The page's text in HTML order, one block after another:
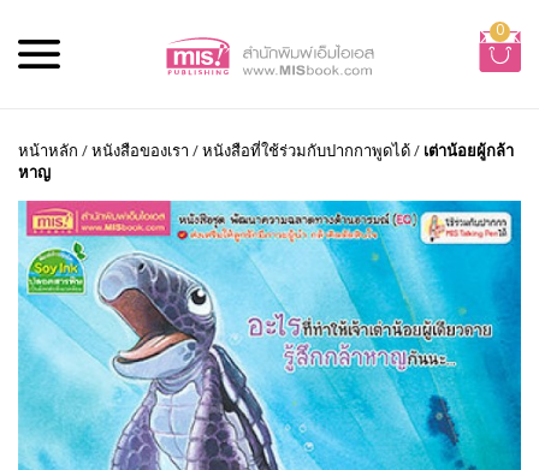
0
หน้าหลัก /หนังสือของเรา /หนังสือที่ใช้ร่วมกับปากกาพูดได้/ เต่าน้อยผู้กล้า
หาญ